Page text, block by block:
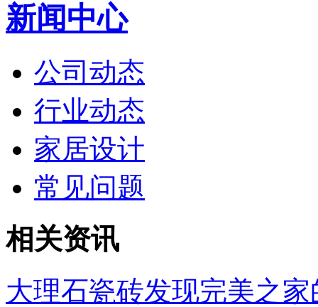
新闻中心
公司动态
行业动态
家居设计
常见问题
相关资讯
大理石瓷砖发现完美之家